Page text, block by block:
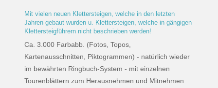
Mit vielen neuen Klettersteigen, welche in den letzten
Jahren gebaut wurden u. Klettersteigen, welche in gängigen
Klettersteigführern nicht beschrieben werden!
Ca. 3.000 Farbabb. (Fotos, Topos,
Kartenausschnitten, Piktogrammen) - natürlich wieder
im bewährten Ringbuch-System - mit einzelnen
Tourenblättern zum Herausnehmen und Mitnehmen